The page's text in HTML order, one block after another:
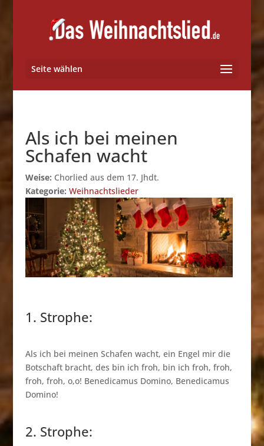
Seite wählen
Als ich bei meinen
Schafen wacht
Weise: Chorlied aus dem 17. Jhdt.
Kategorie: Weihnachtslieder
1. Strophe:
Als ich bei meinen Schafen wacht, ein Engel mir die
Botschaft bracht, des bin ich froh, bin ich froh, froh,
froh, froh, o,o! Benedicamus Domino, Benedicamus
Domino!
2. Strophe: